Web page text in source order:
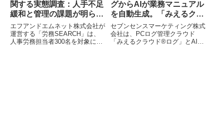
関する実態調査：人手不足
緩和と管理の課題が明らか
に
エフアンドエムネット株式会社が
運営する「労務SEARCH」は、
人事労務担当者300名を対象に外
グからAIが業務マニュアル
を自動生成。「みえるクラ
ウド®ログ」MCP連携の新
たな活用法を公開
セブンセンスマーケティング株式
会社は、PCログ管理クラウド
「みえるクラウド®ログ」とAIエ